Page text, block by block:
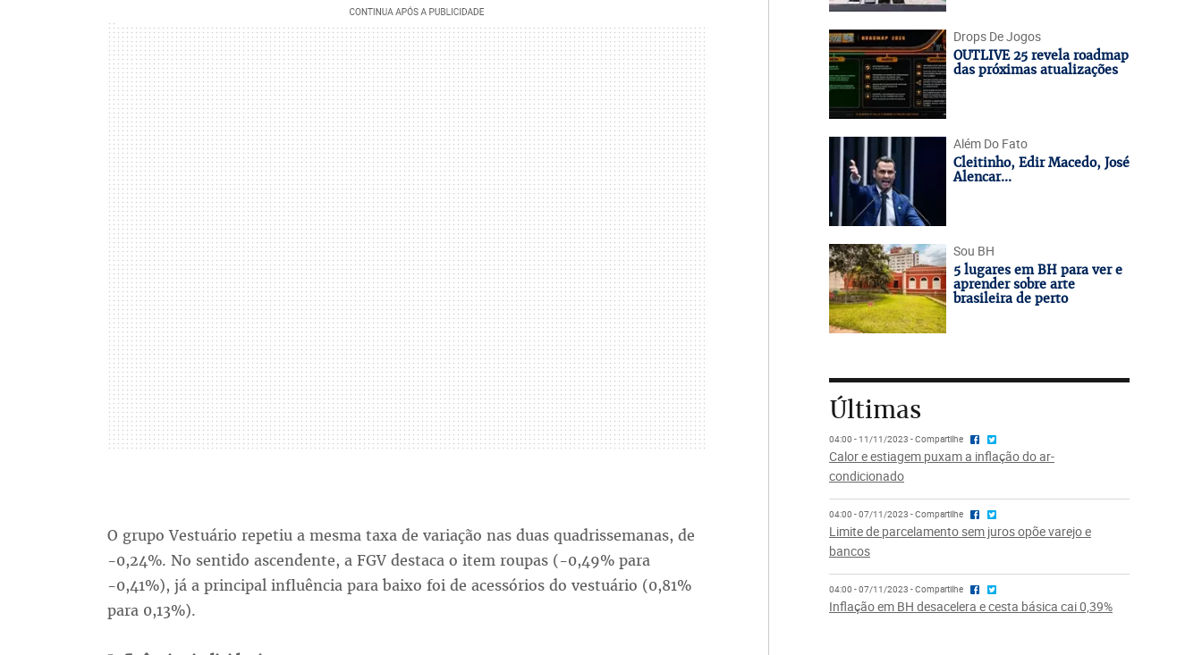
O grupo Vestuário repetiu a mesma taxa de variação nas duas quadrissemanas, de
-0,24%. No sentido ascendente, a FGV destaca o item roupas (-0,49% para
-0,41%), já a principal influência para baixo foi de acessórios do vestuário (0,81%
para 0,13%).
Drops De Jogos
OUTLIVE 25 revela roadmap
das próximas atualizações
Além Do Fato
Cleitinho, Edir Macedo, José
Alencar...
Sou BH
5 lugares em BH para ver e
aprender sobre arte
brasileira de perto
Últimas
04:00 - 11/11/2023 - Compartilhe
Calor e estiagem puxam a inflação do ar-
condicionado
04:00 - 07/11/2023 - Compartilhe
Limite de parcelamento sem juros opõe varejo e
bancos
04:00 - 07/11/2023 - Compartilhe
Inflação em BH desacelera e cesta básica cai 0,39%